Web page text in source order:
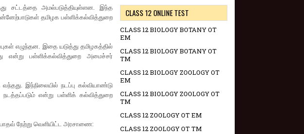
சட்டத்தை அமல்படுத்தியுள்ளன. இந்த
தமிழக பள்ளிக்கல்வித்துறை
எழுந்தன. இதை யடுத்து தமிழகத்தில்
என்று பள்ளிக்கல்வித்துறை அமைச்சர்
இந்நிலையில் நடப்பு கல்வியாண்டு
நடத்தப்படும் என்று பள்ளிக் கல்வித்துறை
நேற்று வெளியிட்ட அரசாணை:
CLASS 12 ONLINE TEST
CLASS 12 BIOLOGY BOTANY OT
EM
CLASS 12 BIOLOGY BOTANY OT
TM
CLASS 12 BIOLOGY ZOOLOGY OT
EM
CLASS 12 BIOLOGY ZOOLOGY OT
TM
CLASS 12 ZOOLOGY OT EM
CLASS 12 ZOOLOGY OT TM